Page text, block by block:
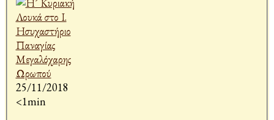
25/11/2018
<1min